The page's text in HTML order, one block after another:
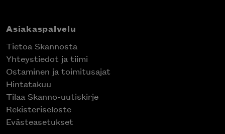
Asiakaspalvelu
Tietoa Skannosta
Yhteystiedot ja tiimi
Ostaminen ja toimitusajat
Hintatakuu
Tilaa Skanno-uutiskirje
Rekisteriseloste
Evästeasetukset